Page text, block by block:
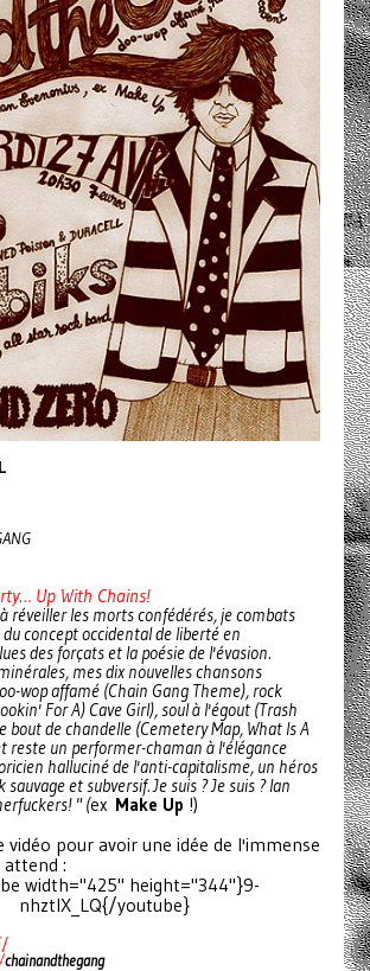
Up With Chains!
réveiller les morts confédérés, je combats
concept occidental de liberté en
des forçats et la poésie de l'évasion.
mes dix nouvelles chansons
wop affamé (Chain Gang Theme), rock
For A) Cave Girl), soul à l'égout (Trash
bout de chandelle (Cemetery Map, What Is A
reste un performer-chaman à l'élégance
halluciné de l'anti-capitalisme, un héros
et subversif. Je suis ? Je suis ? Ian
" (ex Make Up !)
vidéo pour avoir une idée de l'immense
attend :
width="425" height="344"}9-
nhztlX_LQ{/youtube}
chainandthegang